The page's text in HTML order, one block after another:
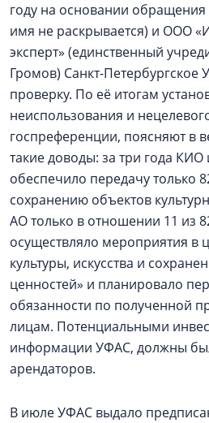
году на основании обращения
имя не раскрывается) и ООО
эксперт» (единственный
Громов) Санкт-Петербургское
проверку. По её итогам
неиспользования и
госпреференции, поясняют в
такие доводы: за три года КИО
обеспечило передачу только
сохранению объектов
АО только в отношении 11 из
осуществляло мероприятия в
культуры, искусства и
ценностей» и планировало
обязанности по полученной
лицам. Потенциальными
информации УФАС, должны
арендаторов.
В июле УФАС выдало